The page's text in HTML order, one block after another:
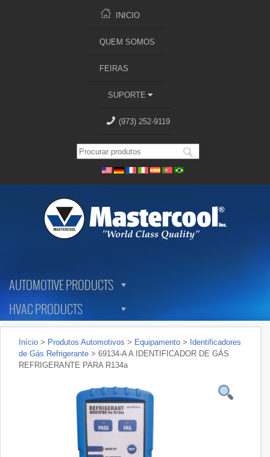
INICIO
QUEM SOMOS
FEIRAS
SUPORTE
(973) 252-9119
AUTOMOTIVE PRODUCTS
HVAC PRODUCTS
Início > Produtos Automotivos > Equipamento > Identificadores
de Gás Refrigerante > 69134-A A IDENTIFICADOR DE GÁS
REFRIGERANTE PARA R134a